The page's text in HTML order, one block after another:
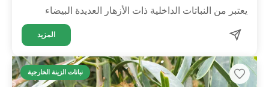
يعتبر من النباتات الداخلية ذات الأزهار العديدة البيضاء
والرائحة العطرة …
المزيد
نباتات الزينة الخارجية